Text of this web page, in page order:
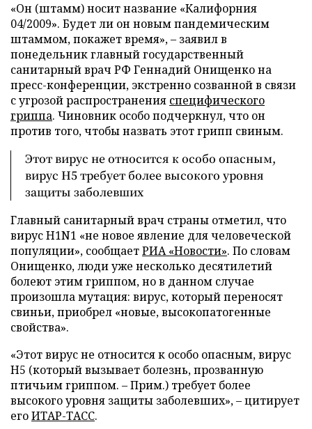
«Он (штамм) носит название «Калифорния
04/2009». Будет ли он новым пандемическим
штаммом, покажет время», – заявил в
понедельник главный государственный
санитарный врач РФ Геннадий Онищенко на
пресс-конференции, экстренно созванной в связи
с угрозой распространения специфического
гриппа. Чиновник особо подчеркнул, что он
против того, чтобы назвать этот грипп свиным.
Этот вирус не относится к особо опасным,
вирус Н5 требует более высокого уровня
защиты заболевших
Главный санитарный врач страны отметил, что
вирус H1N1 «не новое явление для человеческой
популяции», сообщаетРИА «Новости». По словам
Онищенко, люди уже несколько десятилетий
болеют этим гриппом, но в данном случае
произошла мутация: вирус, который переносят
свиньи, приобрел «новые, высокопатогенные
свойства».
«Этот вирус не относится к особо опасным, вирус
Н5 (который вызывает болезнь, прозванную
птичьим гриппом. – Прим.) требует более
высокого уровня защиты заболевших», – цитирует
егоИТАР-ТАСС.